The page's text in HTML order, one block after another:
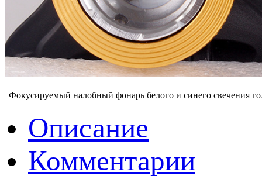
Фокусируемый налобный фонарь белого и синего
Описание
Комментарии